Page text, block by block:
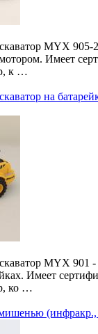
MYX 905-
Имеет
к …
на
MYX 901
Имеет
ко …
(инфракр.,